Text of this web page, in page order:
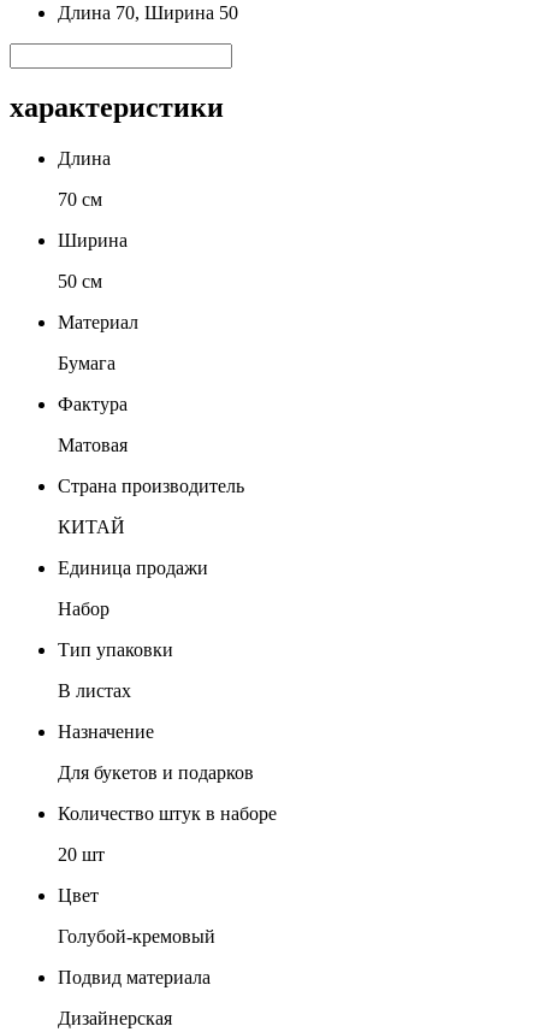
Длина 70, Ширина 50
характеристики
Длина
70 см
Ширина
50 см
Материал
Бумага
Фактура
Матовая
Страна производитель
КИТАЙ
Единица продажи
Набор
Тип упаковки
В листах
Назначение
Для букетов и подарков
Количество штук в наборе
20 шт
Цвет
Голубой-кремовый
Подвид материала
Дизайнерская